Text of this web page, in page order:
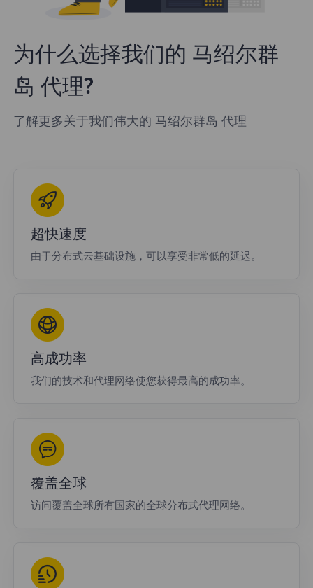
为什么选择我们的 马绍尔群
岛 代理?
了解更多关于我们伟大的 马绍尔群岛 代理
超快速度
由于分布式云基础设施，可以享受非常低的延迟。
高成功率
我们的技术和代理网络使您获得最高的成功率。
覆盖全球
访问覆盖全球所有国家的全球分布式代理网络。